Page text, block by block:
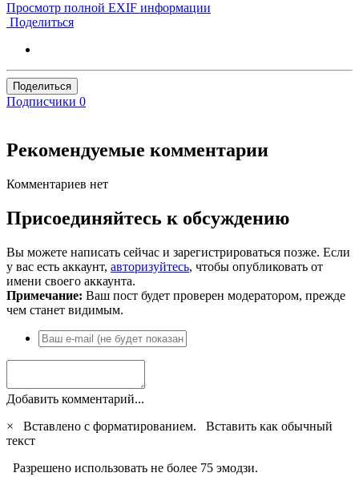
Просмотр полной EXIF информации
Поделиться
Поделиться
Подписчики 0
Рекомендуемые комментарии
Комментариев нет
Присоединяйтесь к обсуждению
Вы можете написать сейчас и зарегистрироваться позже. Если
у вас есть аккаунт, авторизуйтесь, чтобы опубликовать от
имени своего аккаунта.
Примечание: Ваш пост будет проверен модератором, прежде
чем станет видимым.
Добавить комментарий...
×
Вставлено с форматированием. Вставить как обычный
текст
Разрешено использовать не более 75 эмодзи.